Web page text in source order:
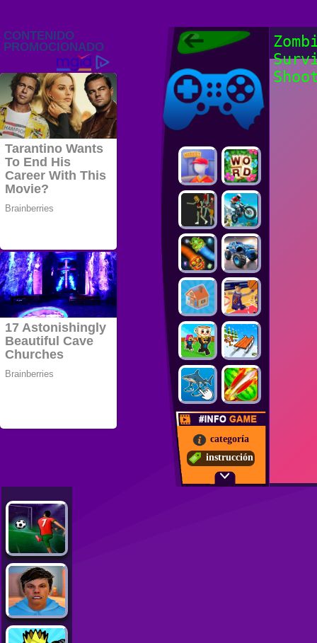
Juegos Friv
2022, Juegos
2022
Juegos Friv
categoría
instrucción